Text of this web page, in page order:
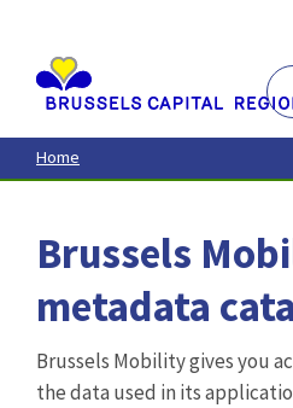
contenu
principal
Home
Brussels
metadata
Brussels Mobility gives you
the data used in its